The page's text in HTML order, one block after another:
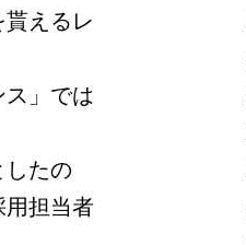
えるレ
」では
したの
用担当者